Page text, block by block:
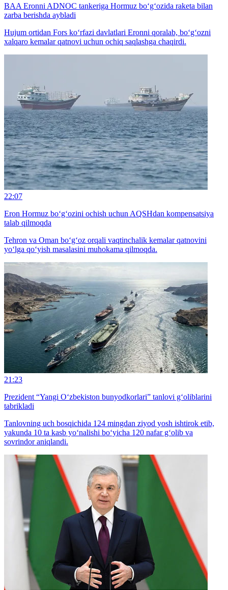
BAA Eronni ADNOC tankeriga Hormuz bo‘g‘ozida raketa bilan
zarba berishda aybladi
Hujum ortidan Fors ko‘rfazi davlatlari Eronni qoralab, bo‘g‘ozni
xalqaro kemalar qatnovi uchun ochiq saqlashga chaqirdi.
22:07
Eron Hormuz bo‘g‘ozini ochish uchun AQSHdan kompensatsiya
talab qilmoqda
Tehron va Oman bo‘g‘oz orqali vaqtinchalik kemalar qatnovini
yo‘lga qo‘yish masalasini muhokama qilmoqda.
21:23
Prezident “Yangi O‘zbekiston bunyodkorlari” tanlovi g‘oliblarini
tabrikladi
Tanlovning uch bosqichida 124 mingdan ziyod yosh ishtirok etib,
yakunda 10 ta kasb yo‘nalishi bo‘yicha 120 nafar g‘olib va
sovrindor aniqlandi.